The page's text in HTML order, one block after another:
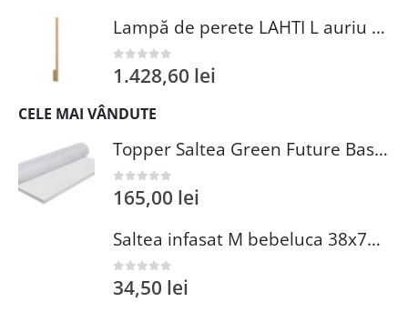
Lampă de perete LAHTI L auriu 4000K
0 out of 5
1.428,60 lei
CELE MAI VÂNDUTE
Topper Saltea Green Future Basic Confort 80x190 cm Spuma Poliuretanica Elastica Husa PES 100%
0 out of 5
165,00 lei
Saltea infasat M bebeluca 38x70 cm spuma PVC lavabila pentru confort si siguranta bebelusului
0 out of 5
34,50 lei